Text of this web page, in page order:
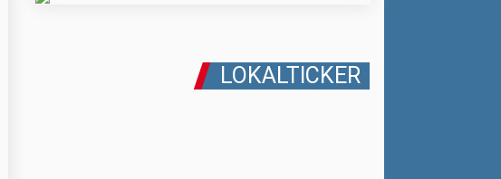
LOKALTICKER